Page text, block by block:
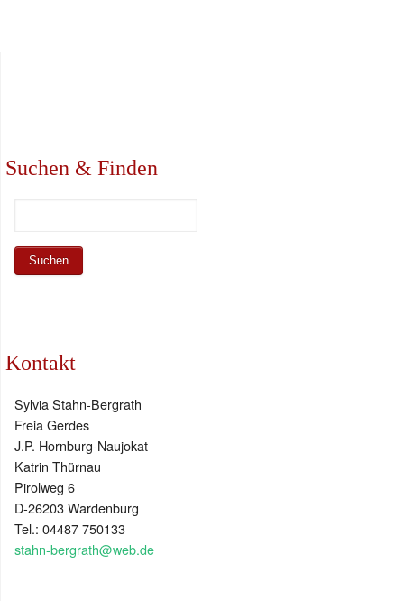
Suchen & Finden
Kontakt
Sylvia Stahn-Bergrath
Freia Gerdes
J.P. Hornburg-Naujokat
Katrin Thürnau
Pirolweg 6
D-26203 Wardenburg
Tel.: 04487 750133
stahn-bergrath@web.de